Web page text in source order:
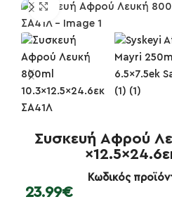
Κλικ για μεγέθυνση
Συσκευή Αφρού
Κωδικός
23.99€